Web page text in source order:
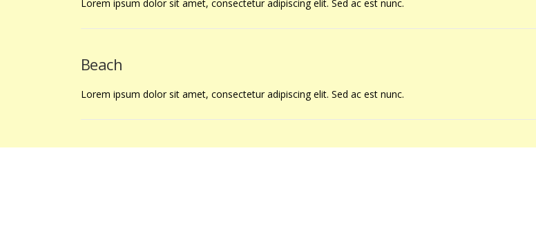
Lorem ipsum dolor sit amet, consectetur adipiscing elit. Sed ac est nunc.
Beach
Lorem ipsum dolor sit amet, consectetur adipiscing elit. Sed ac est nunc.